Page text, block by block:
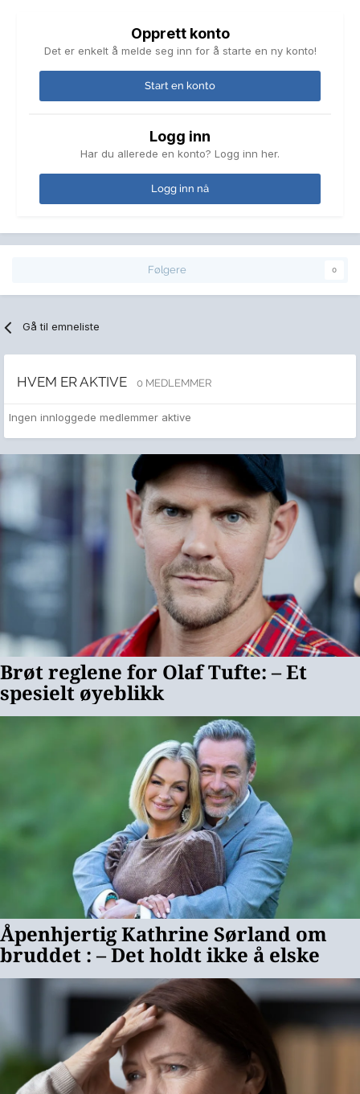
Opprett konto
Det er enkelt å melde seg inn for å starte en ny konto!
Start en konto
Logg inn
Har du allerede en konto? Logg inn her.
Logg inn nå
Følgere 0
Gå til emneliste
HVEM ER AKTIVE 0 MEDLEMMER
Ingen innloggede medlemmer aktive